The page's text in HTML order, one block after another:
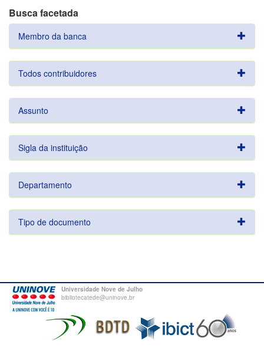
Busca facetada
Membro da banca
Todos contribuidores
Assunto
Sigla da instituição
Departamento
Tipo de documento
Universidade Nove de Julho
bibliotecatede@uninove.br